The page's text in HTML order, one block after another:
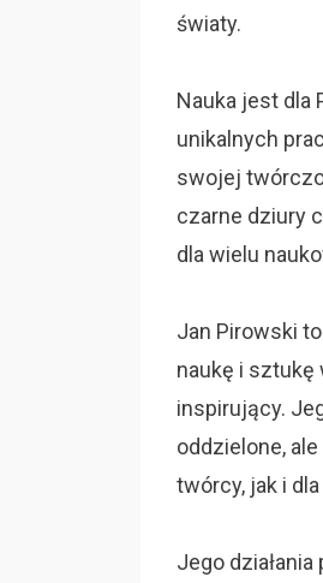
światy.
Nauka jest dla
unikalnych
swojej
czarne dziury
dla wielu
Jan Pirowski
naukę i sztukę
inspirujący.
oddzielone,
twórcy, jak i
Jego